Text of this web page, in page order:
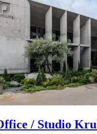
/ Studio